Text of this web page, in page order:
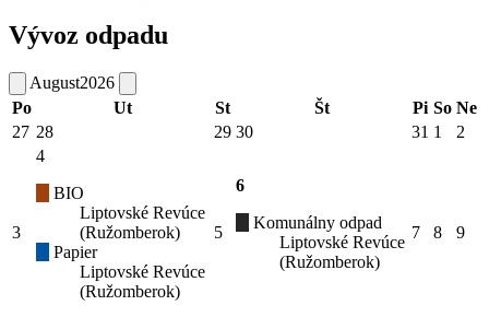
Vývoz odpadu
August2026
Po
Ut St Št Pi So Ne
27 28 29 30 31 1 2
3
4
BIO
Liptovské Revúce
(Ružomberok)
Papier
Liptovské Revúce
(Ružomberok)
5
6
Komunálny odpad
Liptovské Revúce
(Ružomberok)
7 8 9